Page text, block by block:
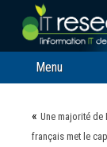
Menu
« Une majorité de
français met le